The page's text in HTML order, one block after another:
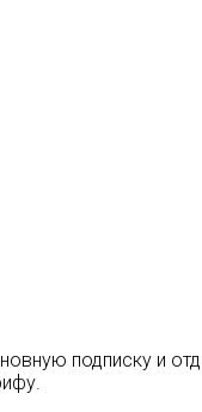
подписку и